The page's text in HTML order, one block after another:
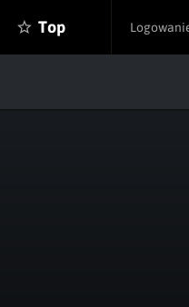
Top